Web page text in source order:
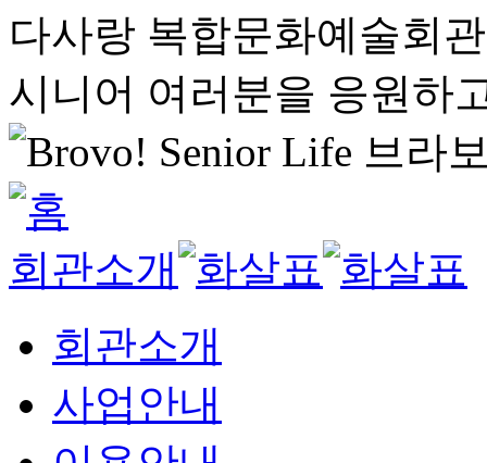
다사랑 복합문화예술회
시니어 여러분을 응원하
회관소개
회관소개
사업안내